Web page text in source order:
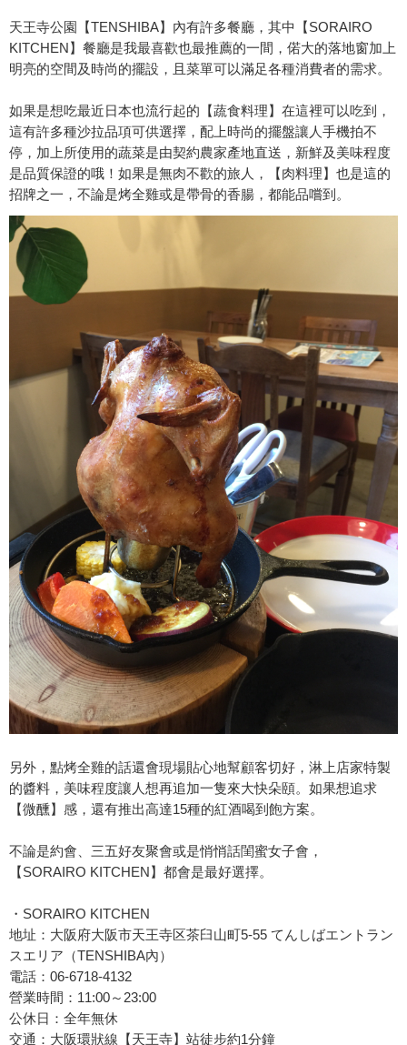
天王寺公園【TENSHIBA】內有許多餐廳，其中【SORAIRO
KITCHEN】餐廳是我最喜歡也最推薦的一間，偌大的落地窗加上
明亮的空間及時尚的擺設，且菜單可以滿足各種消費者的需求。
如果是想吃最近日本也流行起的【蔬食料理】在這裡可以吃到，
這有許多種沙拉品項可供選擇，配上時尚的擺盤讓人手機拍不
停，加上所使用的蔬菜是由契約農家產地直送，新鮮及美味程度
是品質保證的哦！如果是無肉不歡的旅人，【肉料理】也是這的
招牌之一，不論是烤全雞或是帶骨的香腸，都能品嚐到。
另外，點烤全雞的話還會現場貼心地幫顧客切好，淋上店家特製
的醬料，美味程度讓人想再追加一隻來大快朵頤。如果想追求
【微醺】感，還有推出高達15種的紅酒喝到飽方案。
不論是約會、三五好友聚會或是悄悄話閨蜜女子會，
【SORAIRO KITCHEN】都會是最好選擇。
・SORAIRO KITCHEN
地址：大阪府大阪市天王寺区茶臼山町5-55 てんしばエントラン
スエリア（TENSHIBA內）
電話：06-6718-4132
營業時間：11:00～23:00
公休日：全年無休
交通：大阪環狀線【天王寺】站徒步約1分鐘